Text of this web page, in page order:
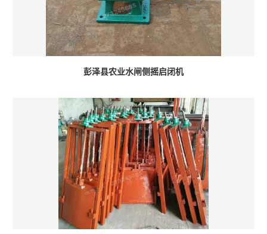
彭泽县农业水闸侧摇启闭机